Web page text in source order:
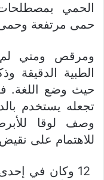
حمى مرتفعة وحمى
ومرقص ومتي لم
الطبية
حيث وضع اللغة.
تجعله يستخدم
وصف لوقا
للاهتمام على
12 وكان في